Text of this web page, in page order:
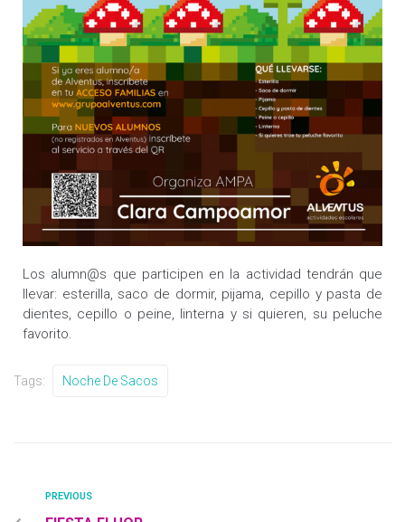
Los alumn@s que participen en la actividad tendrán que
llevar: esterilla, saco de dormir, pijama, cepillo y pasta de
dientes, cepillo o peine, linterna y si quieren, su peluche
favorito.
Tags: Noche De Sacos
PREVIOUS